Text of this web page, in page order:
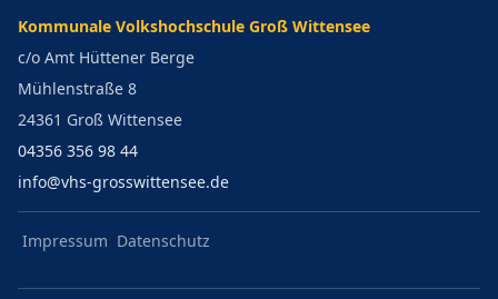
Kommunale Volkshochschule Groß Wittensee
c/o Amt Hüttener Berge
Mühlenstraße 8
24361 Groß Wittensee
04356 356 98 44
info@vhs-grosswittensee.de
Impressum Datenschutz